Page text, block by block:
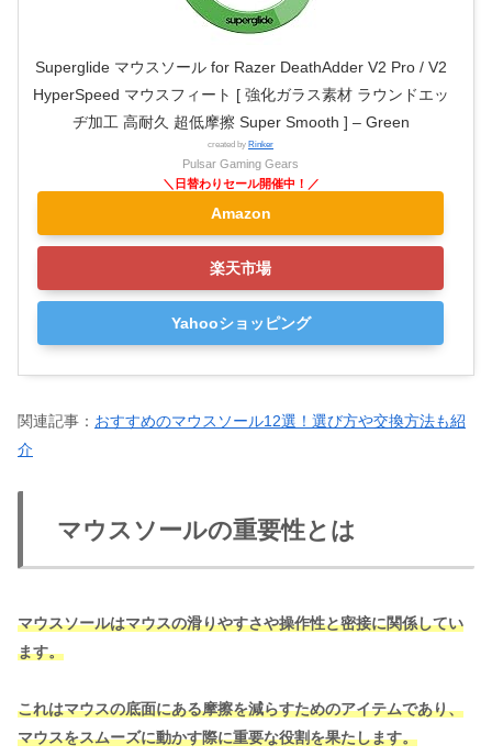
Superglide マウスソール for Razer DeathAdder V2 Pro / V2
HyperSpeed マウスフィート [ 強化ガラス素材 ラウンドエッ
ヂ加工 高耐久 超低摩擦 Super Smooth ] – Green
created by Rinker
Pulsar Gaming Gears
Amazon
楽天市場
Yahooショッピング
関連記事： おすすめのマウスソール12選！選び方や交換方法も紹
介
マウスソールの重要性とは
マウスソールはマウスの滑りやすさや操作性と密接に関係してい
ます。
これはマウスの底面にある摩擦を減らすためのアイテムであり、
マウスをスムーズに動かす際に重要な役割を果たします。